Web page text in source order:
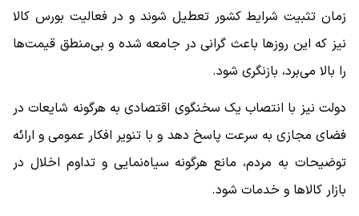
زمان تثبیت شرایط کشور تعطیل شوند و در فعالیت بورس کالا
نیز که این روزها باعث گرانی در جامعه شده و بی‌منطق قیمت‌ها
را بالا می‌برد، بازنگری شود.
دولت نیز با انتصاب یک سخنگوی اقتصادی به هرگونه شایعات در
فضای مجازی به سرعت پاسخ دهد و با تنویر افکار عمومی و ارائه
توضیحات به مردم، مانع هرگونه سیاه‌نمایی و تداوم اخلال در
بازار کالاها و خدمات شود.